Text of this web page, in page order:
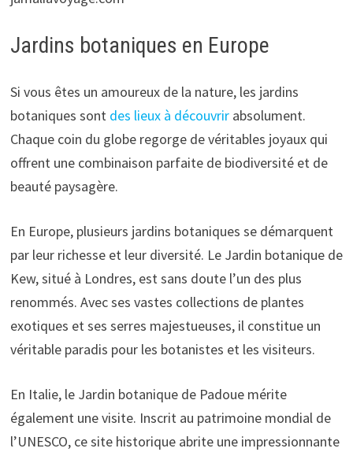
Jardins botaniques en Europe
Si vous êtes un amoureux de la nature, les jardins
botaniques sont des lieux à découvrirabsolument.
Chaque coin du globe regorge de véritables joyaux qui
offrent une combinaison parfaite de biodiversité et de
beauté paysagère.
En Europe, plusieurs jardins botaniques se démarquent
par leur richesse et leur diversité. Le Jardin botanique de
Kew, situé à Londres, est sans doute l’un des plus
renommés. Avec ses vastes collections de plantes
exotiques et ses serres majestueuses, il constitue un
véritable paradis pour les botanistes et les visiteurs.
En Italie, le Jardin botanique de Padoue mérite
également une visite. Inscrit au patrimoine mondial de
l’UNESCO, ce site historique abrite une impressionnante